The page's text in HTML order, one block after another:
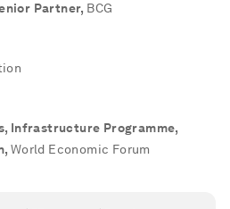
Partner, BCG
Infrastructure Programme,
, World Economic Forum